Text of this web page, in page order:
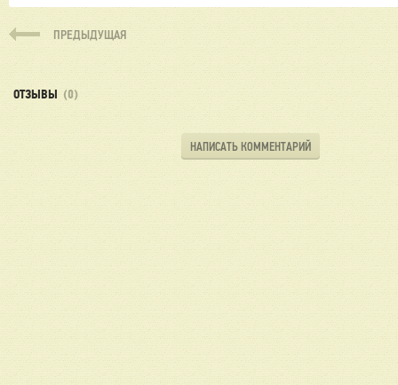
ПРЕДЫДУЩАЯ
ОТЗЫВЫ (0)
НАПИСАТЬ КОММЕНТАРИЙ